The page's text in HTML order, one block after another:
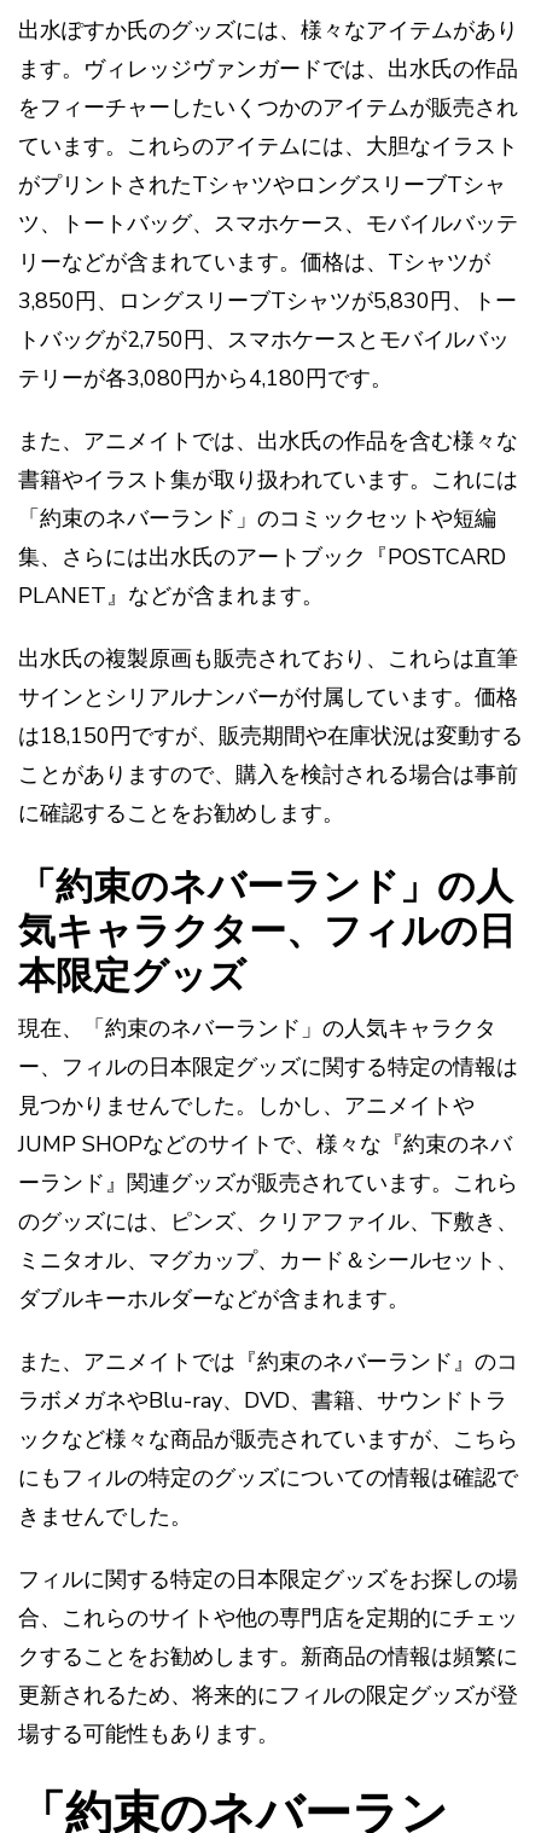
出水ぽすか氏のグッズには、様々なアイテムがあり
ます。ヴィレッジヴァンガードでは、出水氏の作品
をフィーチャーしたいくつかのアイテムが販売され
ています。これらのアイテムには、大胆なイラスト
がプリントされたTシャツやロングスリーブTシャ
ツ、トートバッグ、スマホケース、モバイルバッテ
リーなどが含まれています。価格は、Tシャツが
3,850円、ロングスリーブTシャツが5,830円、トー
トバッグが2,750円、スマホケースとモバイルバッ
テリーが各3,080円から4,180円です​​。
また、アニメイトでは、出水氏の作品を含む様々な
書籍やイラスト集が取り扱われています。これには
「約束のネバーランド」のコミックセットや短編
集、さらには出水氏のアートブック『POSTCARD
PLANET』などが含まれます​​。
出水氏の複製原画も販売されており、これらは直筆
サインとシリアルナンバーが付属しています。価格
は18,150円ですが、販売期間や在庫状況は変動する
ことがありますので、購入を検討される場合は事前
に確認することをお勧めします​​。
「約束のネバーランド」の人
気キャラクター、フィルの日
本限定グッズ
現在、「約束のネバーランド」の人気キャラクタ
ー、フィルの日本限定グッズに関する特定の情報は
見つかりませんでした。しかし、アニメイトや
JUMP SHOPなどのサイトで、様々な『約束のネバ
ーランド』関連グッズが販売されています。これら
のグッズには、ピンズ、クリアファイル、下敷き、
ミニタオル、マグカップ、カード＆シールセット、
ダブルキーホルダーなどが含まれます​​。
また、アニメイトでは『約束のネバーランド』のコ
ラボメガネやBlu-ray、DVD、書籍、サウンドトラ
ックなど様々な商品が販売されていますが、こちら
にもフィルの特定のグッズについての情報は確認で
きませんでした​​。
フィルに関する特定の日本限定グッズをお探しの場
合、これらのサイトや他の専門店を定期的にチェッ
クすることをお勧めします。新商品の情報は頻繁に
更新されるため、将来的にフィルの限定グッズが登
場する可能性もあります。
「約束のネバーラン